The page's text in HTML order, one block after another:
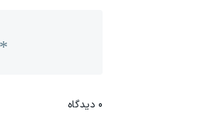
0 دیدگاه